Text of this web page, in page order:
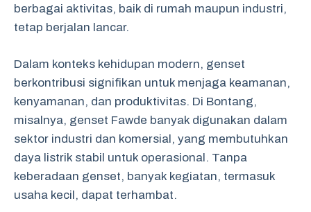
berbagai aktivitas, baik di rumah maupun industri,
tetap berjalan lancar.
Dalam konteks kehidupan modern, genset
berkontribusi signifikan untuk menjaga keamanan,
kenyamanan, dan produktivitas. Di Bontang,
misalnya, genset Fawde banyak digunakan dalam
sektor industri dan komersial, yang membutuhkan
daya listrik stabil untuk operasional. Tanpa
keberadaan genset, banyak kegiatan, termasuk
usaha kecil, dapat terhambat.